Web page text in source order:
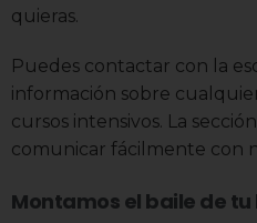
quieras.
Puedes contactar con la
información sobre
cursos intensivos. La
comunicar fácilmente con
Montamos el baile de